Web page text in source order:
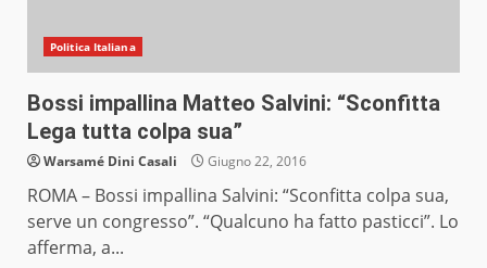
Politica Italiana
Bossi impallina Matteo Salvini: “Sconfitta
Lega tutta colpa sua”
Warsamé Dini Casali Giugno 22, 2016
ROMA – Bossi impallina Salvini: “Sconfitta colpa sua,
serve un congresso”. “Qualcuno ha fatto pasticci”. Lo
afferma, a...